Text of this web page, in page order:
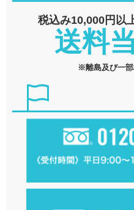
税込み10,000円以
送料
※離島及び一部